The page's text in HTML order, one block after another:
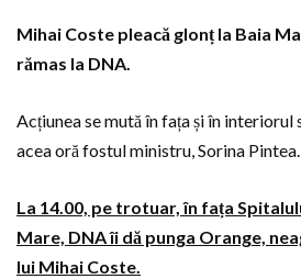
Mihai Coste pleacă glonț la Baia
rămas la DNA.
Acțiunea se mută în fața și în interiorul
acea oră fostul ministru, Sorina
La 14.00, pe trotuar, în fața
Mare, DNA îi dă punga Orange,
lui Mihai Coste.